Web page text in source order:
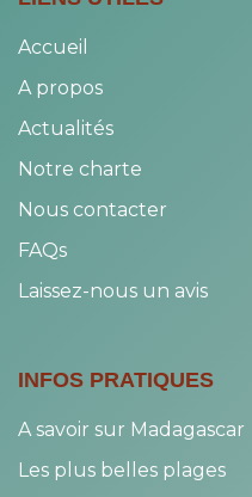
Accueil
A propos
Actualités
Notre charte
Nous contacter
FAQs
Laissez-nous un avis
INFOS PRATIQUES
A savoir sur Madagascar
Les plus belles plages